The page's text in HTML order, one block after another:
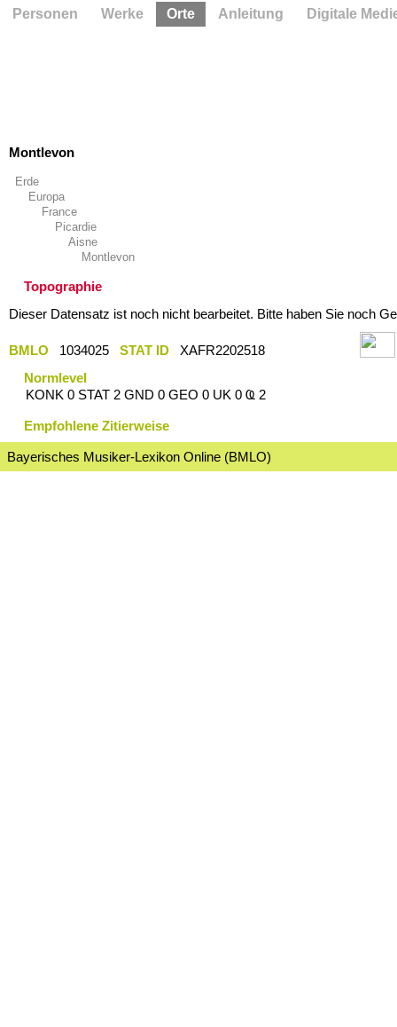
Montlevon
Erde
Europa
France
Picardie
Aisne
Montlevon
Topographie
Dieser Datensatz ist noch nicht bearbeitet. Bitte haben Sie noch
BMLO 1034025 STAT ID
XAFR2202518
Normlevel
KONK 0 STAT 2 GND 0 GEO 0 UK 0 Ҩ 2
Empfohlene Zitierweise
Bayerisches Musiker-Lexikon Online (BMLO)
Personen Werke Orte Anleitung Digitale